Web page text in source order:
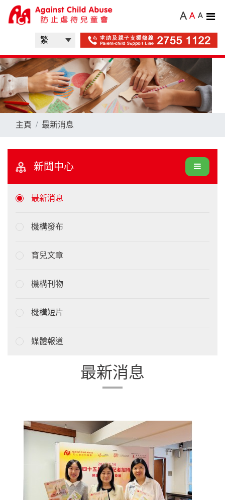
A A A
主頁 最新消息
新聞中心
最新消息
機構發布
育兒文章
機構刊物
機構短片
媒體報道
最新消息